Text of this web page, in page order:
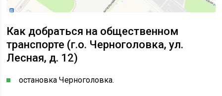
Как добраться на общественном
транспорте (г.о. Черноголовка, ул.
Лесная, д. 12)
остановка Черноголовка.